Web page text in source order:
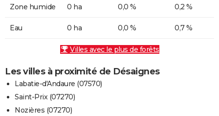
Zone humide 0 ha 0,0 % 0,2 %
Eau 0 ha 0,0 % 0,7 %
Villes avec le plus de forêts
Les villes à proximité de Désaignes
Labatie-d'Andaure (07570)
Saint-Prix (07270)
Nozières (07270)